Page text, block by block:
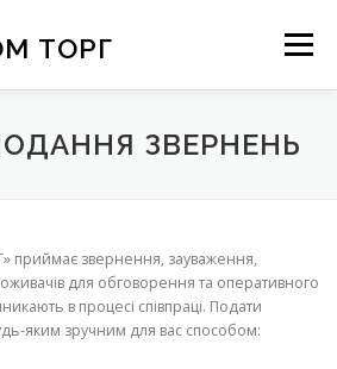
ТОРГ Меню
ЗВЕРНЕНЬ
приймає звернення, зауваження,
для обговорення та оперативного
в процесі співпраці. Подати
яким зручним для вас способом: